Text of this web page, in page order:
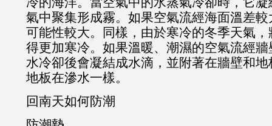
氣中聚集形成霧。如果空氣流經海面溫差
可能性較大。同樣，由於寒冷的冬季天氣
得更加寒冷。如果溫暖、潮濕的空氣流經
水冷卻後會凝結成水滴，並附著在牆壁和
地板在滲水一樣。
回南天如何防潮